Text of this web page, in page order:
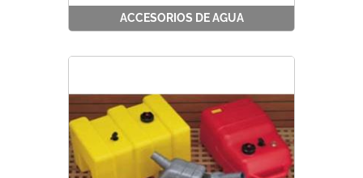
ACCESORIOS DE AGUA